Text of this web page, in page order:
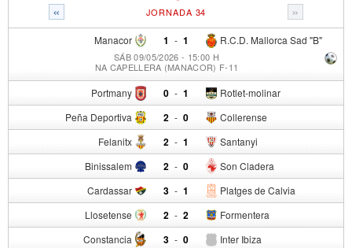
« »
JORNADA 34
Manacor 1 - R.C.D. Mallorca Sad "B"
1
SÁB 09/05/2026 - 15:00 H
NA CAPELLERA (MANACOR) F-11
Portmany 0 - Rotlet-molinar
1
Peña Deportiva 2 - Collerense
0
Felanitx 2 - Santanyi
1
Binissalem 2 - Son Cladera
0
Cardassar 3 - Platges de Calvia
1
Llosetense 2 - Formentera
2
Constancia 3 - Inter Ibiza
0